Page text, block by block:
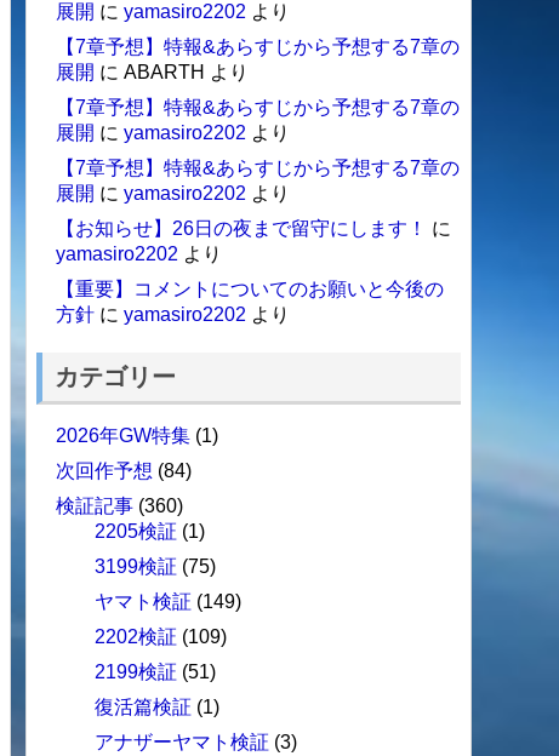
展開 に yamasiro2202 より
【7章予想】特報&あらすじから予想する7章の
展開 に ABARTH より
【7章予想】特報&あらすじから予想する7章の
展開 に yamasiro2202 より
【7章予想】特報&あらすじから予想する7章の
展開 に yamasiro2202 より
【お知らせ】26日の夜まで留守にします！
に
yamasiro2202 より
【重要】コメントについてのお願いと今後の
方針 に yamasiro2202 より
カテゴリー
2026年GW特集 (1)
次回作予想 (84)
検証記事 (360)
2205検証 (1)
3199検証 (75)
ヤマト検証 (149)
2202検証 (109)
2199検証 (51)
復活篇検証 (1)
アナザーヤマト検証 (3)